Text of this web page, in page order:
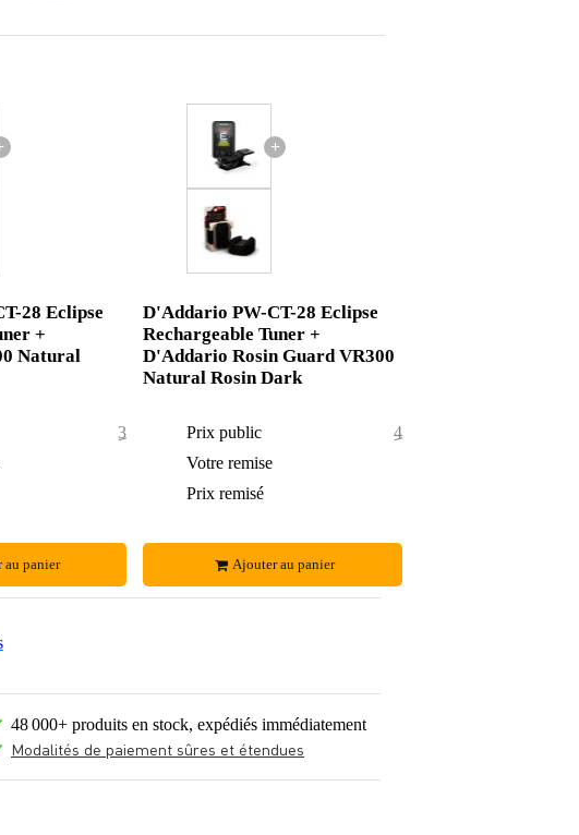
28 Eclipse
+
Natural
30,25 €
au panier
+
D'Addario PW-CT-28 Eclipse
Rechargeable Tuner +
D'Addario Rosin Guard VR300
Natural Rosin Dark
Prix public
42,85 €
Votre remise
Prix remisé
Ajouter au panier
48 000+ produits en stock, expédiés immédiatement
Modalités de paiement sûres et étendues